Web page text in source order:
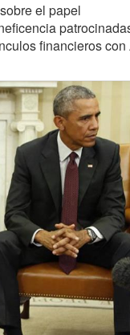
el papel
financieros con